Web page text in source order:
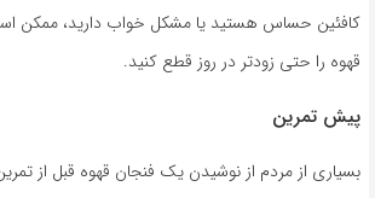
کافئین حساس هستید یا مشکل خواب دارید، ممکن
قهوه را حتی زودتر در روز قطع کنید.
پیش تمرین
بسیاری از مردم از نوشیدن یک فنجان قهوه قبل از